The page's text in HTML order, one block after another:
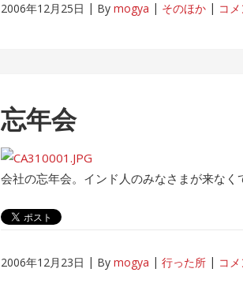
2006年12月25日 By mogya そのほか コ
忘年会
会社の忘年会。インド人のみなさまが来なく
2006年12月23日 By mogya 行った所 コ